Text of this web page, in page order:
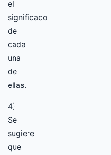
el
significado
de
cada
una
de
ellas.
4)
Se
sugiere
que